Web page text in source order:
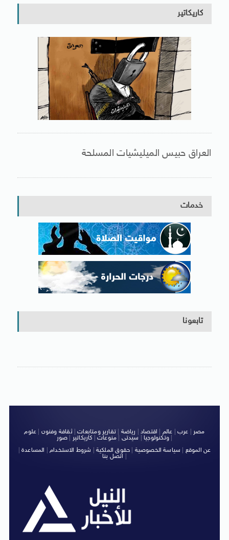
كاريكاتير
العراق حبيس الميليشيات المسلحة
خدمات
تابعونا
مصر عرب عالم اقتصاد رياضة |تقارير ومتابعات|ثقافة وفنون
علوم
وتكنولوجيا| سيدتى منوعات كاريكاتير صور
|
عن الموقع
سياسة الخصوصية حقوق الملكية شروط الاستخدام| المساعدة|
اتصل بنا